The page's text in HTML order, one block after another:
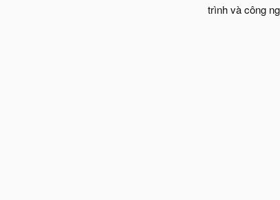
trình và công